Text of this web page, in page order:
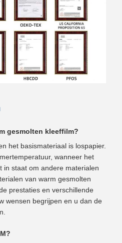
gesmolten kleeffilm?
het basismateriaal is lospapier.
wanneer het
in staat om andere materialen
van warm gesmolten
prestaties en verschillende
wensen begrijpen en u dan de